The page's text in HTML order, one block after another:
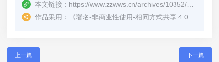
本文链接：
作品采用：
《署名-非商业性使用-相同方式共享 4.0 国际 (CC BY-NC-SA 4.0)
上一篇 下一篇